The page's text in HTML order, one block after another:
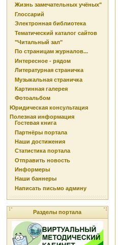
Жизнь замечательных учёных"
Глоссарий
Электронная библиотека
Тематический каталог сайтов
"Читальный зал"
По страницам журналов...
Интересное - рядом
Литературная страничка
Музыкальная страничка
Картинная галерея
Фотоальбом
Юридическая консультация
Полезная информация
Гостевая книга
Партнёры портала
Наши достижения
Статистика портала
Отправить новость
Информеры
Наши баннеры
Написать письмо админу
Разделы портала